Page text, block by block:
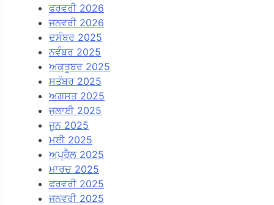
ਫਰਵਰੀ 2026
ਜਨਵਰੀ 2026
ਦਸੰਬਰ 2025
ਨਵੰਬਰ 2025
ਅਕਤੂਬਰ 2025
ਸਤੰਬਰ 2025
ਅਗਸਤ 2025
ਜੁਲਾਈ 2025
ਜੂਨ 2025
ਮਈ 2025
ਅਪ੍ਰੈਲ 2025
ਮਾਰਚ 2025
ਫਰਵਰੀ 2025
ਜਨਵਰੀ 2025